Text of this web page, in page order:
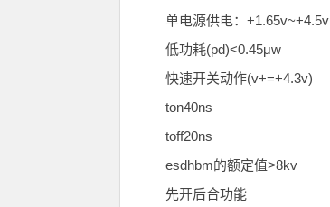
单电源供电：+1.65v~+4.5v
低功耗(pd)<0.45μw
快速开关动作(v+=+4.3v)
ton40ns
toff20ns
esdhbm的额定值>8kv
先开后合功能